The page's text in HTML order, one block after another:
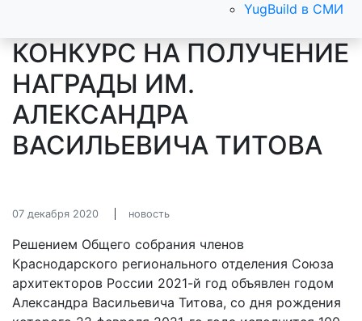
YugBuild в СМИ
КОНКУРС НА ПОЛУЧЕНИЕ
НАГРАДЫ ИМ.
АЛЕКСАНДРА
ВАСИЛЬЕВИЧА ТИТОВА
07 декабря 2020 новость
Решением Общего собрания членов
Краснодарского регионального отделения Союза
архитекторов России 2021-й год объявлен годом
Александра Васильевича Титова, со дня рождения